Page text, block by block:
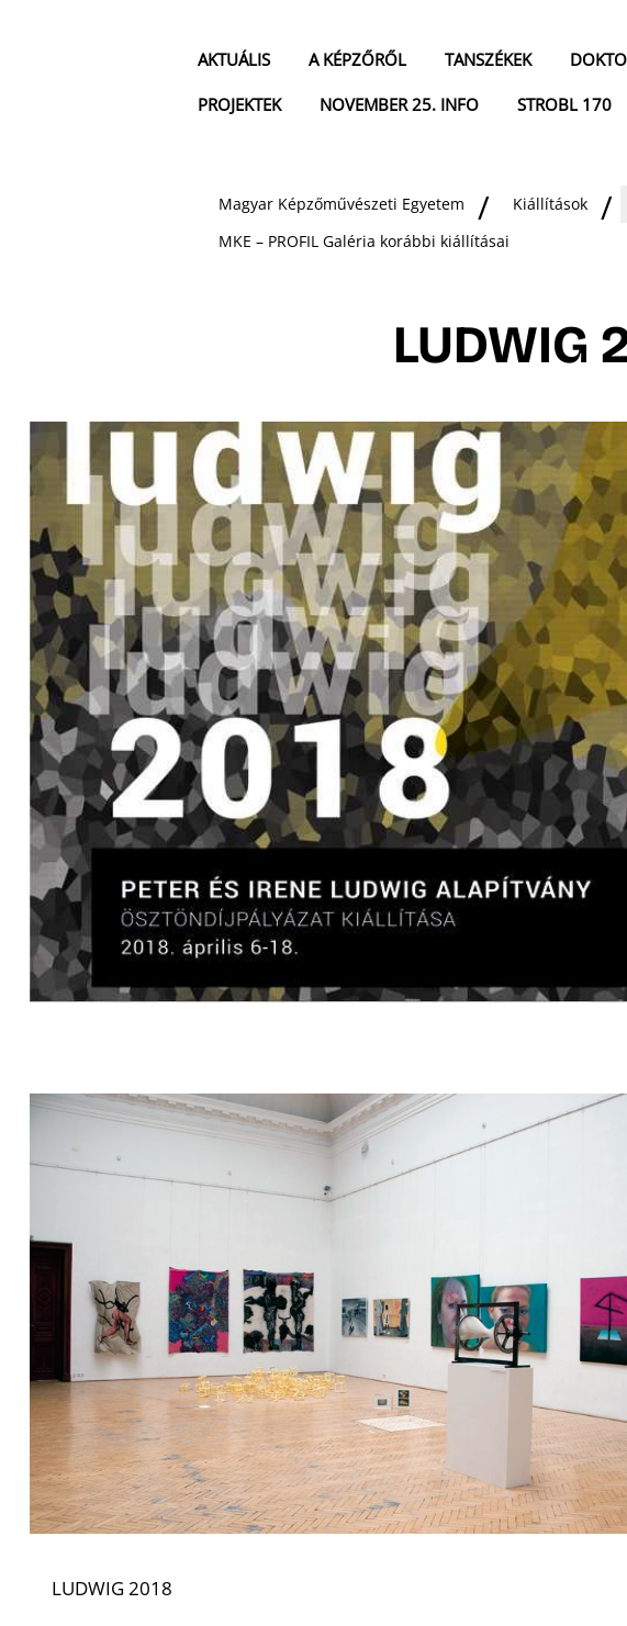
AKTUÁLIS A KÉPZŐRŐL TANSZÉKEK
PROJEKTEK
NOVEMBER 25. INFO STROBL 170
Magyar Képzőművészeti Egyetem Kiállítások
MKE – PROFIL Galéria korábbi kiállításai
LUDWIG
LUDWIG 2018